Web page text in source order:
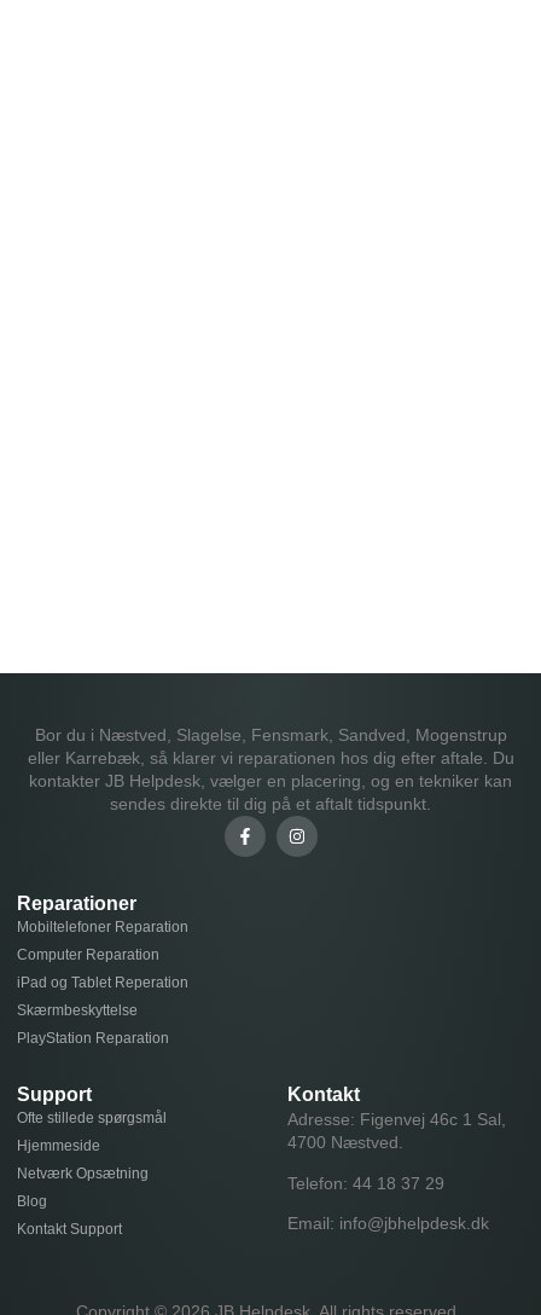
Bor du i Næstved, Slagelse, Fensmark, Sandved, Mogenstrup
eller Karrebæk, så klarer vi reparationen hos dig efter aftale. Du
kontakter JB Helpdesk, vælger en placering, og en tekniker kan
sendes direkte til dig på et aftalt tidspunkt.
Reparationer
Mobiltelefoner Reparation
Computer Reparation
iPad og Tablet Reperation
Skærmbeskyttelse
PlayStation Reparation
Support
Ofte stillede spørgsmål
Hjemmeside
Netværk Opsætning
Blog
Kontakt Support
Kontakt
Adresse: Figenvej 46c 1 Sal,
4700 Næstved.
Telefon: 44 18 37 29
Email: info@jbhelpdesk.dk